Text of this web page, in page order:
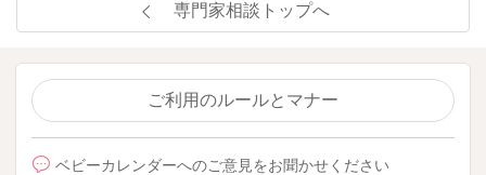
専門家相談トップへ
ご利用のルールとマナー
ベビーカレンダーへのご意見をお聞かせください